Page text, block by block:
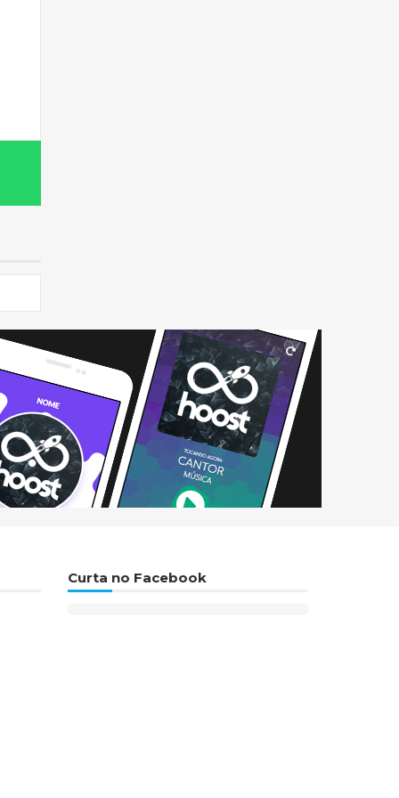
Curta no Facebook